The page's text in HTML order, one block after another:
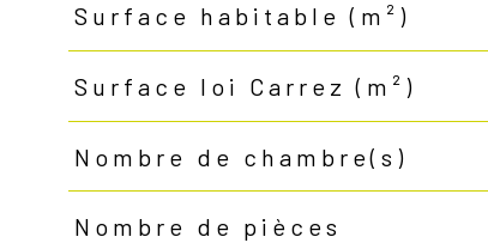
Surface habitable (m²)
Surface loi Carrez (m²)
Nombre de chambre(s)
Nombre de pièces